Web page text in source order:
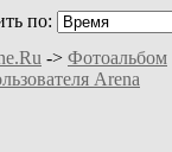
по:
-> Фотоальбом
Arena